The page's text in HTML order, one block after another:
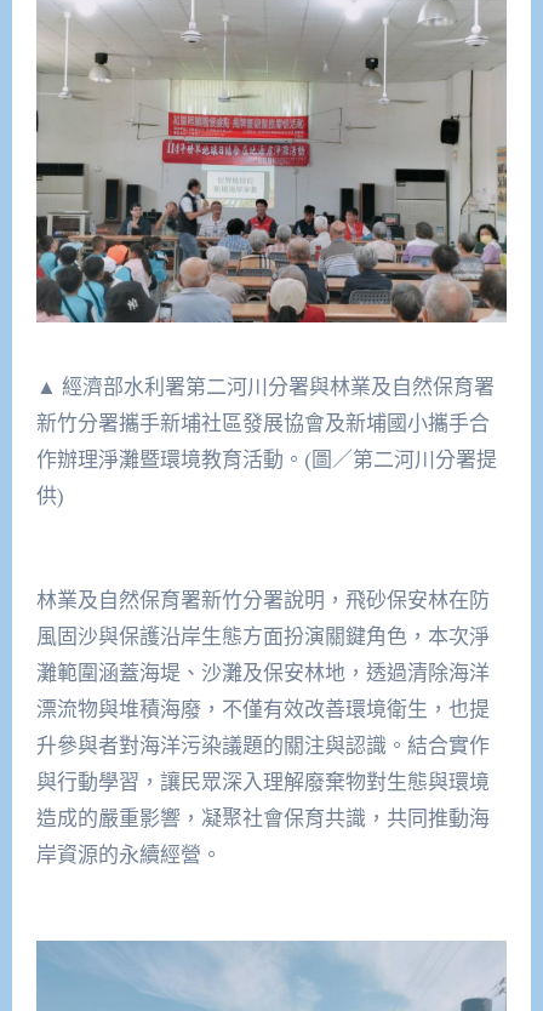
▲ 經濟部水利署第二河川分署與林業及自然保育署
新竹分署攜手新埔社區發展協會及新埔國小攜手合
作辦理淨灘暨環境教育活動。(圖／第二河川分署提
供)
林業及自然保育署新竹分署說明，飛砂保安林在防
風固沙與保護沿岸生態方面扮演關鍵角色，本次淨
灘範圍涵蓋海堤、沙灘及保安林地，透過清除海洋
漂流物與堆積海廢，不僅有效改善環境衛生，也提
升參與者對海洋污染議題的關注與認識。結合實作
與行動學習，讓民眾深入理解廢棄物對生態與環境
造成的嚴重影響，凝聚社會保育共識，共同推動海
岸資源的永續經營。